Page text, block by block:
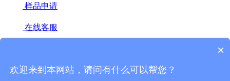
样品申请
在线客服
×
欢迎来到本网站，请问有什么可以帮您？